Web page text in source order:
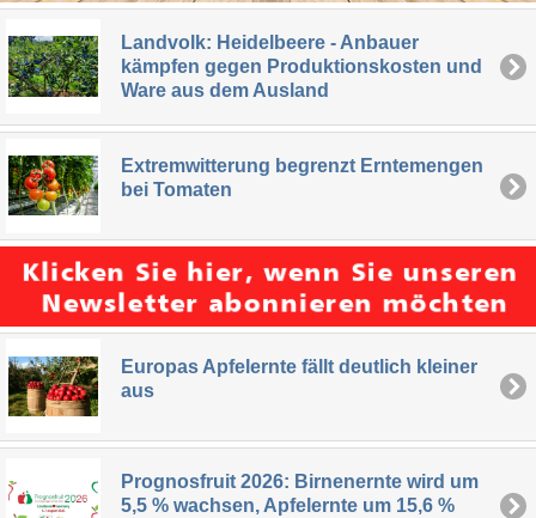
Landvolk: Heidelbeere - Anbauer
kämpfen gegen Produktionskosten und
Ware aus dem Ausland
Extremwitterung begrenzt Erntemengen
bei Tomaten
Europas Apfelernte fällt deutlich kleiner
aus
Prognosfruit 2026: Birnenernte wird um
5,5 % wachsen, Apfelernte um 15,6 %